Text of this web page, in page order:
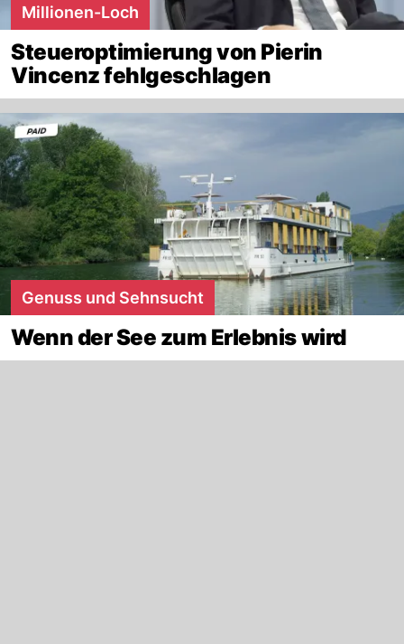
Millionen-Loch
Steueroptimierung von Pierin
Vincenz fehlgeschlagen
Genuss und Sehnsucht
Wenn der See zum Erlebnis wird